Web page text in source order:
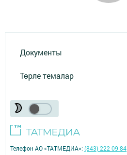
Документы
Төрле темалар
Телефон АО «ТАТМЕДИА»:(843) 222 09 84